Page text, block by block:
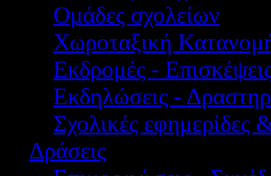
Ομάδες σχολείων
Χωροταξική
Εκδρομές -
Εκδηλώσεις -
Σχολικές εφημερίδες
Δράσεις